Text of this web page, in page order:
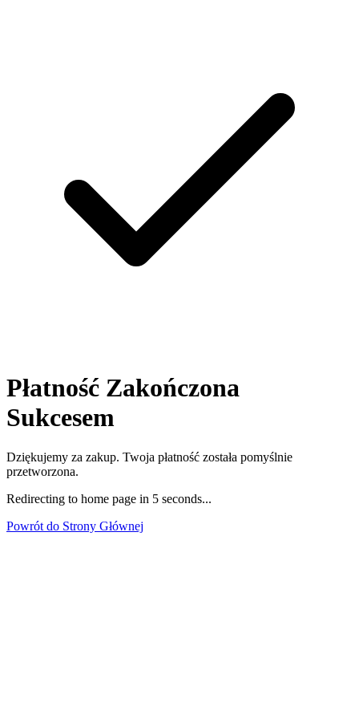
Płatność Zakończona
Sukcesem
Dziękujemy za zakup. Twoja płatność została pomyślnie
przetworzona.
Redirecting to home page in 5 seconds...
Powrót do Strony Głównej